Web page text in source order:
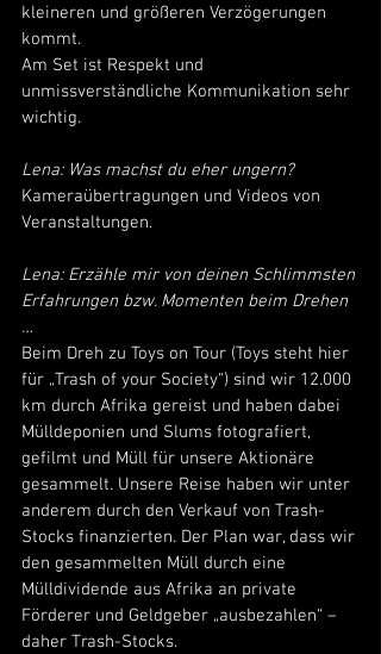
kleineren und größeren Verzögerungen
kommt.
Am Set ist Respekt und
unmissverständliche Kommunikation sehr
wichtig.
Lena: Was machst du eher ungern?
Kameraübertragungen und Videos von
Veranstaltungen.
Lena: Erzähle mir von deinen Schlimmsten
Erfahrungen bzw. Momenten beim Drehen
…
Beim Dreh zu Toys on Tour (Toys steht hier
für „Trash of your Society“) sind wir 12.000
km durch Afrika gereist und haben dabei
Mülldeponien und Slums fotografiert,
gefilmt und Müll für unsere Aktionäre
gesammelt. Unsere Reise haben wir unter
anderem durch den Verkauf von Trash-
Stocks finanzierten. Der Plan war, dass wir
den gesammelten Müll durch eine
Mülldividende aus Afrika an private
Förderer und Geldgeber „ausbezahlen“ –
daher Trash-Stocks.